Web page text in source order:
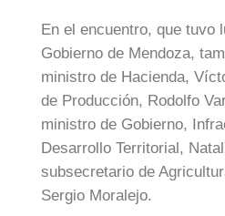
En el encuentro, que tuvo
Gobierno de Mendoza,
ministro de Hacienda,
de Producción, Rodolfo
ministro de Gobierno,
Desarrollo Territorial,
subsecretario de
Sergio Moralejo.